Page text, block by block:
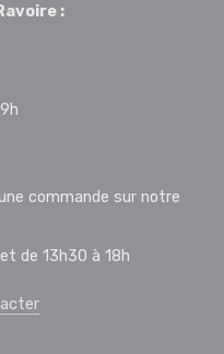
:
commande sur notre
de 13h30 à 18h